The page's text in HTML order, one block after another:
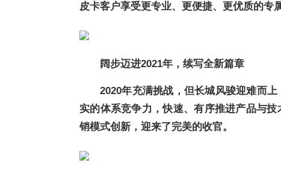
皮卡客户享受更专业、更便捷、更优质的专
阔步迈进2021年，续写全新篇章
2020年充满挑战，但长城风骏迎难而
实的体系竞争力，快速、有序推进产品与
销模式创新，迎来了完美的收官。